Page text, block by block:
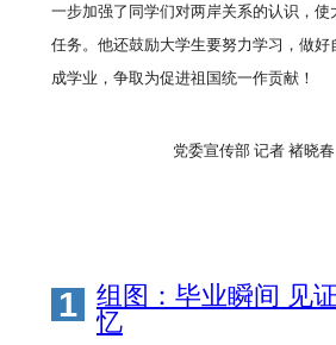
一步加强了同学们对两岸关系的认识，使
任务。他还鼓励大学生要努力学习，做好
成学业，争取为促进祖国统一作贡献！
党委宣传部 记者 褚晓春
1
组图：毕业瞬间 见
忆